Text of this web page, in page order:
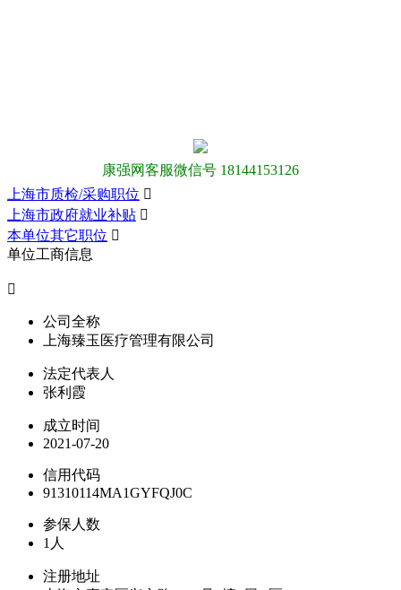
康强网客服微信号 18144153126
上海市质检/采购职位 
上海市政府就业补贴 
本单位其它职位 
单位工商信息

公司全称
上海臻玉医疗管理有限公司
法定代表人
张利霞
成立时间
2021-07-20
信用代码
91310114MA1GYFQJ0C
参保人数
1人
注册地址